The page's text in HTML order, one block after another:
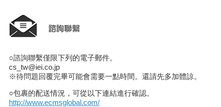
○諮詢聯繫僅限下列的電子郵件。
cs_tw@iei.co.jp
※待問題回覆完畢可能會需要一點時間。還請先多加體諒。
○包裹的配送情況，可從以下連結進行確認。
http://www.ecmsglobal.com/